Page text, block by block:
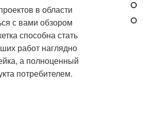
в области
с вами обзором
способна стать
работ наглядно
а полноценный
потребителем.